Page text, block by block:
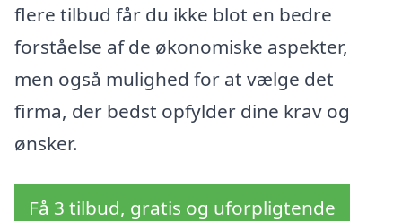
flere tilbud får du ikke blot en bedre
forståelse af de økonomiske aspekter,
men også mulighed for at vælge det
firma, der bedst opfylder dine krav og
ønsker.
Få 3 tilbud, gratis og uforpligtende